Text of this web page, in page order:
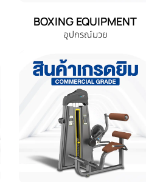
BOXING EQUIPMENT
อุปกรณ์มวย